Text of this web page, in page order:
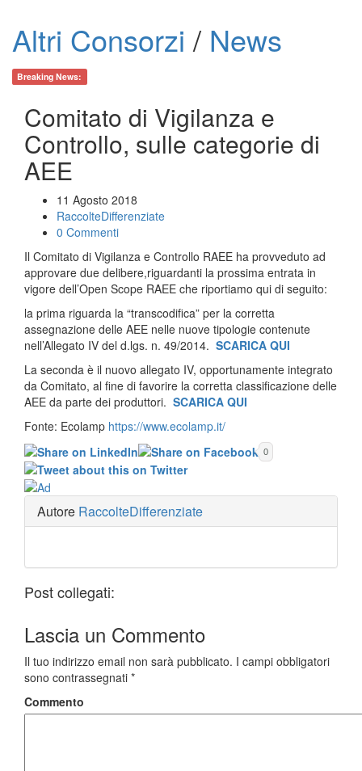
Altri Consorzi / News
Breaking News:
Comitato di Vigilanza e
Controllo, sulle categorie di
AEE
11 Agosto 2018
RaccolteDifferenziate
0 Commenti
Il Comitato di Vigilanza e Controllo RAEE ha provveduto ad
approvare due delibere,riguardanti la prossima entrata in
vigore dell’Open Scope RAEE che riportiamo qui di seguito:
la prima riguarda la “transcodifica” per la corretta
assegnazione delle AEE nelle nuove tipologie contenute
nell’Allegato IV del d.lgs. n. 49/2014. SCARICA QUI
La seconda è il nuovo allegato IV, opportunamente integrato
da Comitato, al fine di favorire la corretta classificazione delle
AEE da parte dei produttori. SCARICA QUI
Fonte: Ecolamp https://www.ecolamp.it/
0
Autore RaccolteDifferenziate
Post collegati:
Lascia un Commento
Il tuo indirizzo email non sarà pubblicato. I campi obbligatori
sono contrassegnati *
Commento